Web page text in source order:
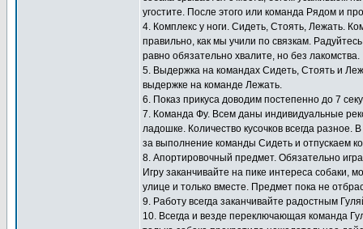
угостите. После этого или команда Рядом и
4. Комплекс у ноги. Сидеть, Стоять, Лежать.
правильно, как мы учили по связкам.
равно обязательно хвалите, но без лакомства.
5. Выдержка на командах Сидеть, Стоять и
выдержке на команде Лежать.
6. Показ прикуса доводим постепенно до 7
7. Команда Фу. Всем даны индивидуальные
ладошке. Количество кусочков всегда разное.
за выполнение команды Сидеть и отпускаем
8. Апортировочный предмет. Обязательно
Игру заканчивайте на пике интереса собаки,
улице и только вместе. Предмет пока не
9. Работу всегда заканчивайте радостным
10. Всегда и везде переключающая команда